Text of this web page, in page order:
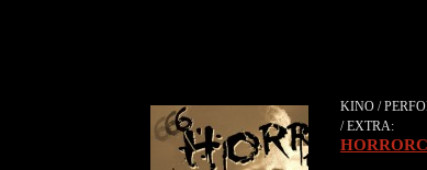
KINO /
/ EXTRA: